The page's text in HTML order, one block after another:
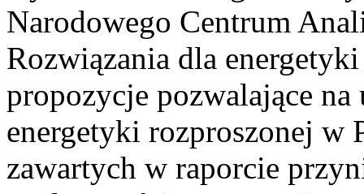
Narodowego Centrum
Rozwiązania dla
propozycje pozwalające
energetyki rozproszonej w
zawartych w raporcie